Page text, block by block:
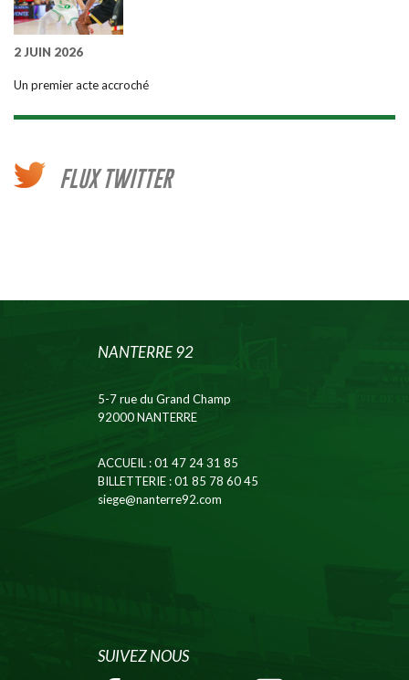
2 JUIN 2026
Un premier acte accroché
FLUX TWITTER
NANTERRE 92
5-7 rue du Grand Champ
92000 NANTERRE
ACCUEIL: 01 47 24 31 85
BILLETTERIE: 01 85 78 60 45
siege@nanterre92.com
SUIVEZ NOUS